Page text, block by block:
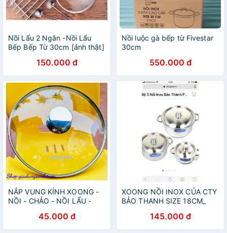
Nồi Lẩu 2 Ngăn -Nồi Lẩu
Bếp Bếp Từ 30cm [ảnh thật]
150.000 đ
Nồi luộc gà bếp từ Fivestar
30cm
550.000 đ
NẮP VUNG KÍNH XOONG -
NỒI - CHẢO - NỒI LẨU -
45.000 đ
XOONG NỒI INOX CỦA CTY
BẢO THANH SIZE 18CM_
DÙNG CHO MỌI LOẠI BẾP
TỪ_GA_ĐIỆN
145.000 đ